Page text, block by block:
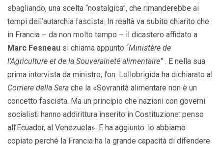
sbagliando, una scelta “nostalgica”, che rimanderebbe ai
tempi dell’autarchia fascista. In realtà va subito chiarito che
in Francia – da non molto tempo – il dicastero affidato a
Marc Fesneau si chiama appunto “Ministère de
l’Agriculture et de la Souveraineté alimentaire” . E nella sua
prima intervista da ministro, l’on. Lollobrigida ha dichiarato al
Corriere della Sera che la «Sovranità alimentare non è un
concetto fascista. Ma un principio che nazioni con governi
socialisti hanno addirittura inserito in Costituzione: penso
all’Ecuador, al Venezuela». E ha aggiunto: lo abbiamo
copiato perché la Francia ha la grande capacità di difendere